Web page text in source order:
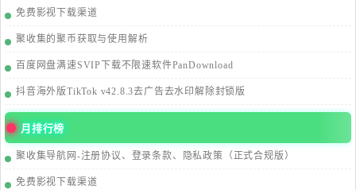
免费影视下载渠道
聚收集的聚币获取与使用解析
百度网盘满速SVIP下载不限速软件PanDownload
抖音海外版TikTok v42.8.3去广告去水印解除封锁版
月排行榜
聚收集导航网-注册协议、登录条款、隐私政策（正式合规版）
免费影视下载渠道